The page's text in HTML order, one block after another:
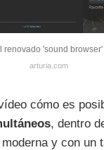
renovado 'sound browser'
arturia.com
cómo es
, dentro
y con un